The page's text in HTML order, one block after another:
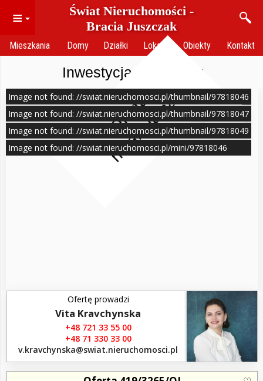
≡
Świat Nieruchomości -
Bracia Juszczak
Mieszkania Domy Działki Lokale Obiekty Kontakt
Inwestycja - Brochów
O
f
e
r
t
a
n
i
e
a
k
t
u
a
l
n
a
Image not found: //swiat.nieruchomosci.pl/thumbnail/97818046
Image not found: //swiat.nieruchomosci.pl/thumbnail/97818047
Image not found: //swiat.nieruchomosci.pl/thumbnail/97818049
Image not found: //swiat.nieruchomosci.pl/mini/97818046
Ofertę prowadzi
Vita Kravchynska
+48 721 33 55 00
+48 71 330 33 00
v.kravchynska​@swiat.nieruchomosci.pl